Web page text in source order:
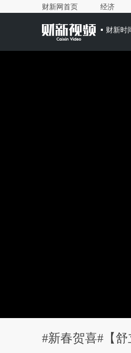
财新网首页 经济
财新时
#新春贺喜#【